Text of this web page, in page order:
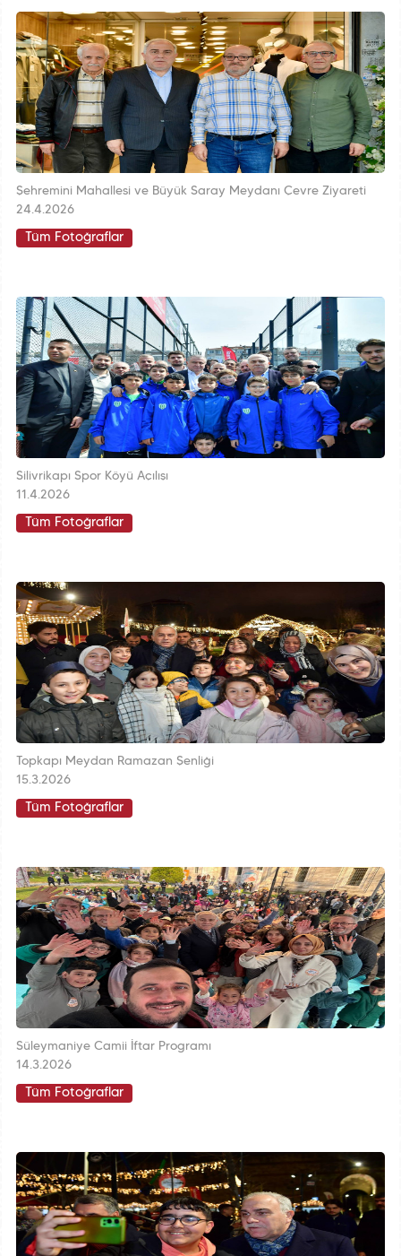
Şehremini Mahallesi ve Büyük Saray Meydanı Çevre Ziyareti
24.4.2026
Tüm Fotoğraflar
Silivrikapı Spor Köyü Açılışı
11.4.2026
Tüm Fotoğraflar
Topkapı Meydan Ramazan Şenliği
15.3.2026
Tüm Fotoğraflar
Süleymaniye Camii İftar Programı
14.3.2026
Tüm Fotoğraflar